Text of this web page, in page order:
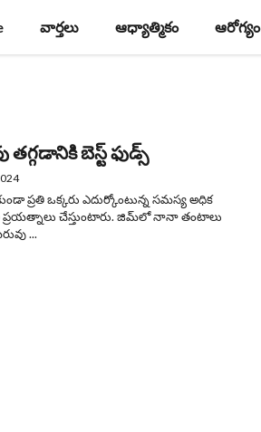
వార్తలు ఆధ్యాత్మికం ఆరోగ్యం
తగ్గడానికి బెస్ట్ ఫుడ్స్
ప్రతి ఒక్కరు ఎదుర్కోంటున్న సమస్య అధిక
చేస్తుంటారు. జిమ్‏లో నానా తంటాలు
...